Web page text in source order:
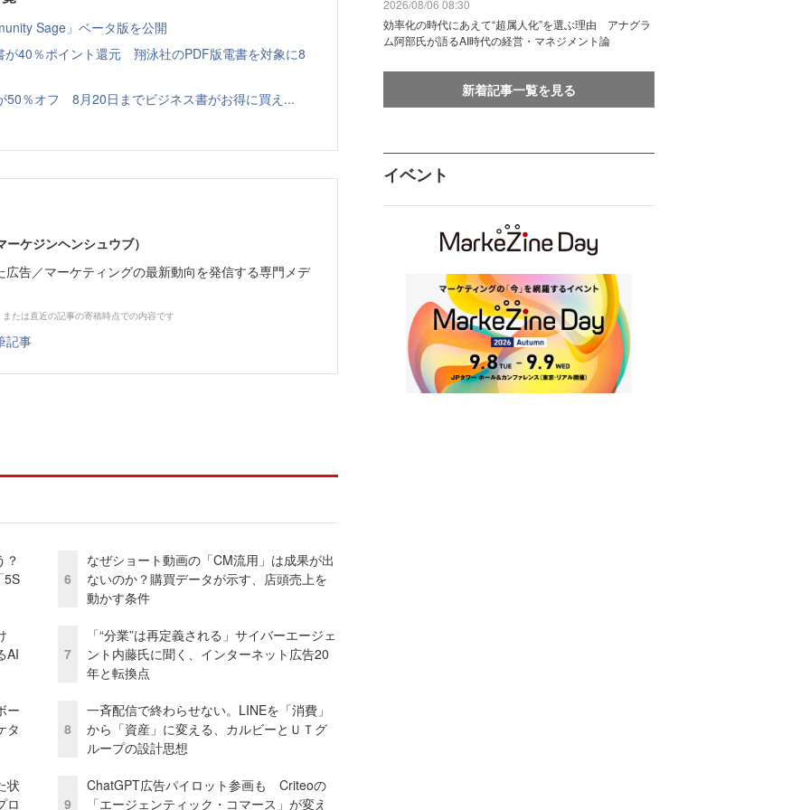
Sage」ベータ版を公開
が40％ポイント還元 翔泳社のPDF版電書を対象に8
50％オフ 8月20日までビジネス書がお得に買え...
ケジンヘンシュウブ）
広告／マーケティングの最新動向を発信する専門メデ
たは直近の記事の寄稿時点での内容です
記事
？
5S
AI
ー
タ
状
ロ
6
なぜショート動画の「CM流用」は成果が出
ないのか？購買データが示す、店頭売上を
動かす条件
7
「“分業”は再定義される」サイバーエージェ
ント内藤氏に聞く、インターネット広告20
年と転換点
8
一斉配信で終わらせない。LINEを「消費」
から「資産」に変える、カルビーとＵＴグ
ループの設計思想
9
ChatGPT広告パイロット参画も Criteoの
「エージェンティック・コマース」が変え
2026/08/06 08:30
効率化の時代にあえて“超属人化”を選ぶ理由 アナグラ
ム阿部氏が語るAI時代の経営・マネジメント論
新着記事一覧を見る
イベント